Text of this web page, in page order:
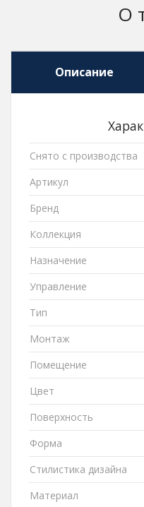
О
Описание
Снято с производства
Артикул
Бренд
Коллекция
Назначение
Управление
Тип
Монтаж
Помещение
Цвет
Поверхность
Форма
Стилистика дизайна
Материал